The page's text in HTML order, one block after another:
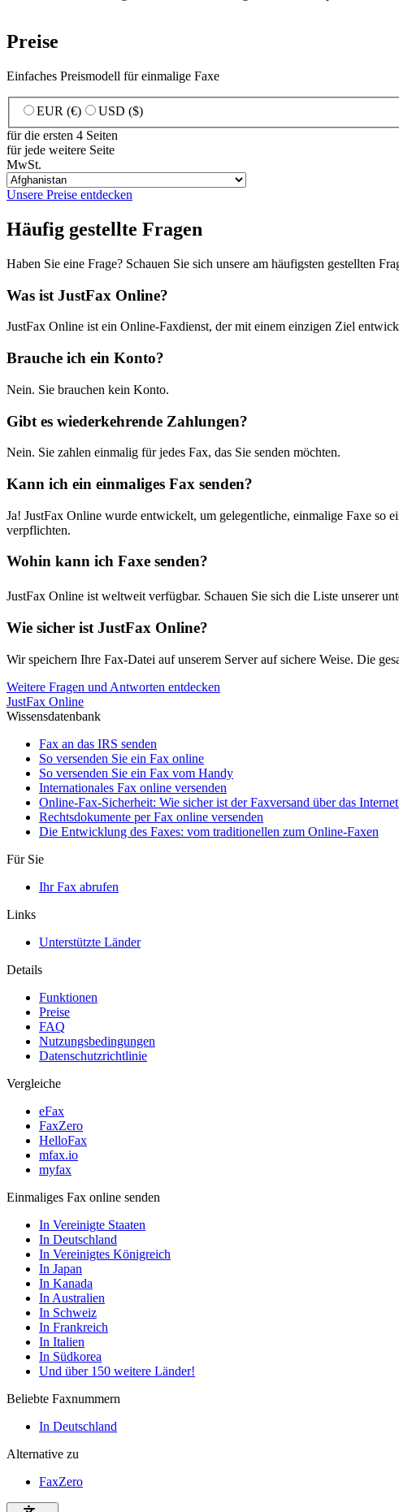
Preise
Einfaches Preismodell für einmalige Faxe
EUR (€)
USD ($)
für die ersten 4 Seiten
für jede weitere Seite
MwSt.
Unsere Preise entdecken
Häufig gestellte Fragen
Haben Sie eine Frage? Schauen Sie sich unsere am häufigsten gestellten
Was ist JustFax Online?
JustFax Online ist ein Online-Faxdienst, der mit einem einzigen Ziel
Brauche ich ein Konto?
Nein. Sie brauchen kein Konto.
Gibt es wiederkehrende Zahlungen?
Nein. Sie zahlen einmalig für jedes Fax, das Sie senden möchten.
Kann ich ein einmaliges Fax senden?
Ja! JustFax Online wurde entwickelt, um gelegentliche, einmalige Faxe so
verpflichten.
Wohin kann ich Faxe senden?
JustFax Online ist weltweit verfügbar. Schauen Sie sich die Liste unserer
Wie sicher ist JustFax Online?
Wir speichern Ihre Fax-Datei auf unserem Server auf sichere Weise. Die
Weitere Fragen und Antworten entdecken
JustFax Online
Wissensdatenbank
Fax an das IRS senden
So versenden Sie ein Fax online
So versenden Sie ein Fax vom Handy
Internationales Fax online versenden
Online-Fax-Sicherheit: Wie sicher ist der Faxversand über das
Rechtsdokumente per Fax online versenden
Die Entwicklung des Faxes: vom traditionellen zum Online-Faxen
Für Sie
Ihr Fax abrufen
Links
Unterstützte Länder
Details
Funktionen
Preise
FAQ
Nutzungsbedingungen
Datenschutzrichtlinie
Vergleiche
eFax
FaxZero
HelloFax
mfax.io
myfax
Einmaliges Fax online senden
In Vereinigte Staaten
In Deutschland
In Vereinigtes Königreich
In Japan
In Kanada
In Australien
In Schweiz
In Frankreich
In Italien
In Südkorea
Und über 150 weitere Länder!
Beliebte Faxnummern
In Deutschland
Alternative zu
FaxZero